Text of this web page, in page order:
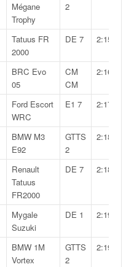
Mégane
Trophy
2
Tatuus FR
2000
DE 7 2:15,092
BRC Evo
05
CM
CM
2:16,676
Ford Escort
WRC
E1 7 2:17,692
BMW M3
E92
GTTS
2
2:18,056
Renault
Tatuus
FR2000
DE 7 2:18,169
Mygale
Suzuki
DE 1 2:19,477
BMW 1M
Vortex
GTTS
2
2:19,605